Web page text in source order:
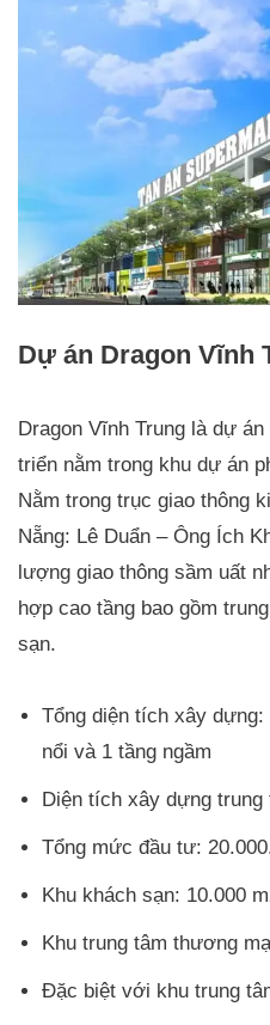
Dự án Dragon Vĩnh
Dragon Vĩnh Trung là dự
triển nằm trong khu dự án
Nằm trong trục giao thông
Nẵng: Lê Duẩn – Ông Ích
lượng giao thông sầm uất
hợp cao tầng bao gồm
sạn.
Tổng diện tích xây dựng:
nổi và 1 tầng ngầm
Diện tích xây dựng
Tổng mức đầu tư:
Khu khách sạn: 10.000
Khu trung tâm thương
Đặc biệt với khu trung